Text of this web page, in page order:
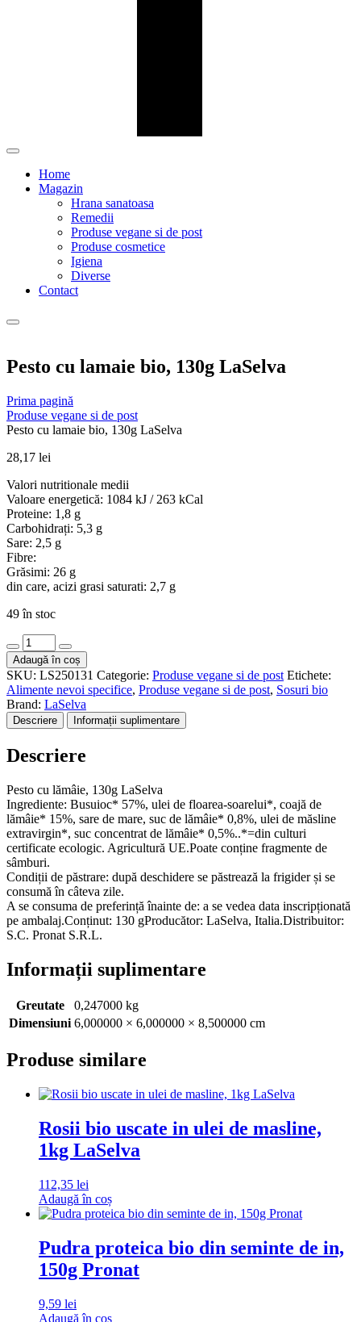
Home
Magazin
Hrana sanatoasa
Remedii
Produse vegane si de post
Produse cosmetice
Igiena
Diverse
Contact
Pesto cu lamaie bio, 130g LaSelva
Prima pagină
Produse vegane si de post
Pesto cu lamaie bio, 130g LaSelva
28,17 lei
Valori nutritionale medii
Valoare energetică: 1084 kJ / 263 kCal
Proteine: 1,8 g
Carbohidrați: 5,3 g
Sare: 2,5 g
Fibre:
Grăsimi: 26 g
din care, acizi grasi saturati: 2,7 g
49 în stoc
Cantitate
Pesto
cu
lamaie
bio,
130g
LaSelva
Adaugă în coș
SKU: LS250131 Categorie: Produse vegane si de post Etichete:
Alimente nevoi specifice, Produse vegane si de post, Sosuri bio
Brand: LaSelva
Descriere Informații suplimentare
Descriere
Pesto cu lămâie, 130g LaSelva
Ingrediente: Busuioc* 57%, ulei de floarea-soarelui*, coajă de
lămâie* 15%, sare de mare, suc de lămâie* 0,8%, ulei de măsline
extravirgin*, suc concentrat de lămâie* 0,5%..*=din culturi
certificate ecologic. Agricultură UE.Poate conține fragmente de
sâmburi.
Condiții de păstrare: după deschidere se păstrează la frigider și se
consumă în câteva zile.
A se consuma de preferință înainte de: a se vedea data inscripționată
pe ambalaj.Conținut: 130 gProducător: LaSelva, Italia.Distribuitor:
S.C. Pronat S.R.L.
Informații suplimentare
Greutate
0,247000 kg
Dimensiuni 6,000000 × 6,000000 × 8,500000 cm
Produse similare
Rosii bio uscate in ulei de masline,
1kg LaSelva
112,35 lei
Adaugă în coș
Pudra proteica bio din seminte de in,
150g Pronat
9,59 lei
Adaugă în coș